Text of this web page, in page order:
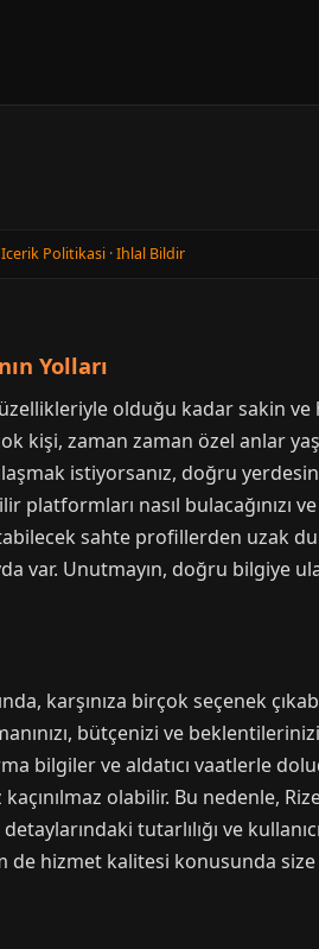
Icerik Politikasi ·Ihlal Bildir
Yolları
olduğu kadar sakin
kişi, zaman zaman özel anlar
istiyorsanız, doğru
platformları nasıl bulacağınızı
sahte profillerden uzak
var. Unutmayın, doğru bilgiye
karşınıza birçok seçenek
bütçenizi ve
bilgiler ve aldatıcı vaatlerle
olabilir. Bu nedenle, Rize
tutarlılığı ve
de hizmet kalitesi konusunda